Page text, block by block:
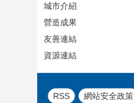
城市介紹
營造成果
友善連結
資源連結
RSS 網站安全政策